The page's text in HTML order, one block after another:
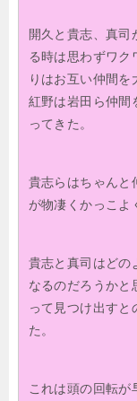
開久と貴志、真司
る時は思わずワ
りはお互い仲間を
紅野は岩田ら仲間
ってきた。
貴志らはちゃんと
が物凄くかっこよ
貴志と真司はどの
なるのだろうかと
って見つけ出すと
た。
これは頭の回転が